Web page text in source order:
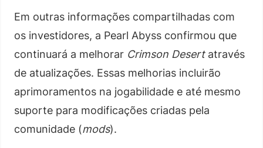
Em outras informações compartilhadas com
os investidores, a Pearl Abyss confirmou que
continuará a melhorar Crimson Desertatravés
de atualizações. Essas melhorias incluirão
aprimoramentos na jogabilidade e até mesmo
suporte para modificações criadas pela
comunidade (mods).